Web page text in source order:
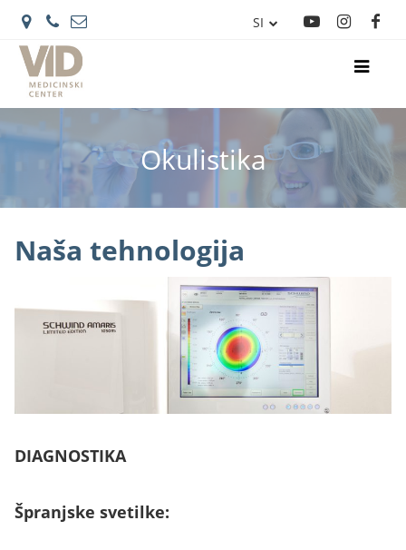
SI
Okulistika
Naša tehnologija
DIAGNOSTIKA
Špranjske svetilke: